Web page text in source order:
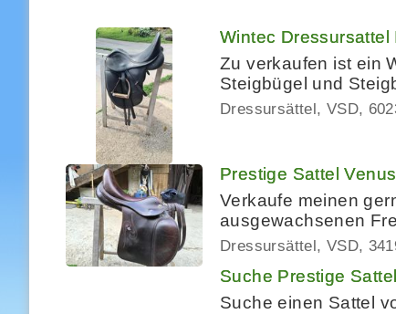
Wintec Dressursattel
Zu verkaufen ist ein
Steigbügel und
Dressursättel, VSD
Prestige Sattel
Verkaufe meinen
ausgewachsenen
Dressursättel, VSD
Suche Prestige Sattel
Suche einen Sattel